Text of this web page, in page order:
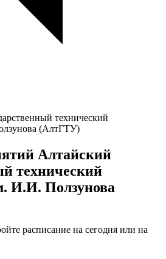
Алтайский
технический
И.И. Ползунова
расписание на сегодня или на